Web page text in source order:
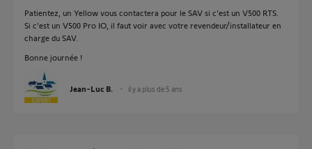
Patientez, un Yellow vous contactera pour le SAV si c'est un V500 RTS.
Si c'est un V500 Pro IO, il faut voir avec votre revendeur/installateur en
charge du SAV.
Bonne journée !
Jean-Luc B. il y a plus de 5 ans